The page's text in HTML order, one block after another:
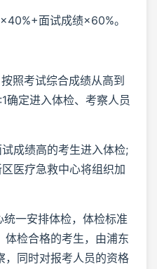
面试成绩×60%。
照考试综合成绩从高到
确定进入体检、考察人员
成绩高的考生进入体检;
医疗急救中心将组织加
一安排体检，体检标准
检合格的考生，由浦东
，同时对报考人员的资格